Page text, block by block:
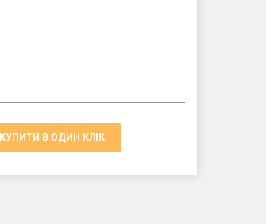
КУПИТИ В ОДИН КЛІК